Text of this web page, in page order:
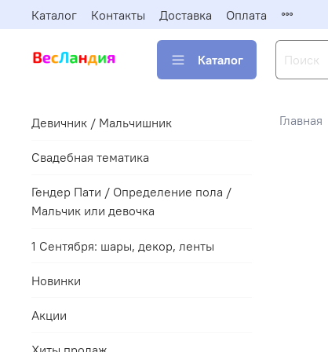
Каталог Контакты Доставка Оплата
Каталог
Главная
Девичник / Мальчишник
Свадебная тематика
Гендер Пати / Определение пола /
Мальчик или девочка
1 Сентября: шары, декор, ленты
Новинки
Акции